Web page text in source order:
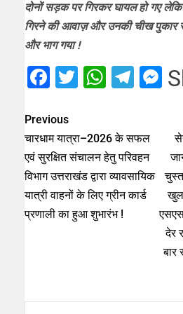
दोनों सड़क पर गिरकर घायल हो गए
गिरने की आवाज़ और उनकी चीख पुकार
और भाग गया !
Facebook
Twitter
Previous
चारधाम यात्रा–2026 के सफल
एवं सुरक्षित संचालन हेतु परिवहन
विभाग उत्तराखंड द्वारा व्यावसायिक
यात्री वाहनों के लिए ग्रीन कार्ड
प्रणाली का हुआ शुभारंभ !
देर
बार